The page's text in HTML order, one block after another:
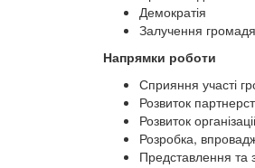
Демократія
Залучення
Напрямки роботи
Сприяння участі
Розвиток
Розвиток
Розробка,
Представлення та